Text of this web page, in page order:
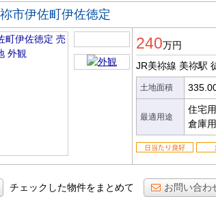
市伊佐町伊佐徳定
240万円
JR美祢線 美祢駅
土地面積
最適用途
住宅
倉庫
チェックした物件をまとめて お問い合わ